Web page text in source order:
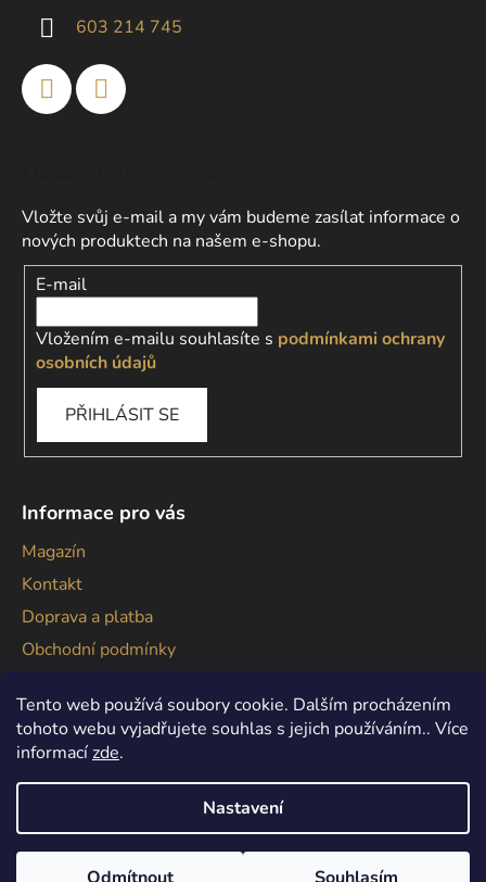
Tento web používá soubory cookie. Dalším procházením
tohoto webu vyjadřujete souhlas s jejich používáním.. Více
informacízde.
Nastavení
603 214 745
Vložte svůj e-mail a my vám budeme zasílat informace o
nových produktech na našem e-shopu.
E-mail
Vložením e-mailu souhlasíte s podmínkami ochrany
osobních údajů
PŘIHLÁSIT SE
Informace pro vás
Magazín
Kontakt
Doprava a platba
Obchodní podmínky
Vytvořil Shoptet
Copyright 2026Gallagher. Všechna práva vyhrazena.